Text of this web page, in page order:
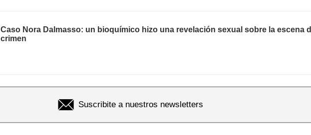
Caso Nora Dalmasso: un bioquímico hizo una revelación sexual sobre la escena
crimen
Suscribite a nuestros newsletters